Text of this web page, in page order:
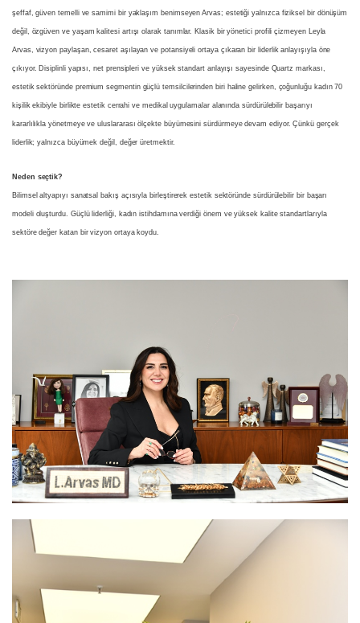
şeffaf, güven temelli ve samimi bir yaklaşım benimseyen Arvas; estetiği yalnızca fiziksel bir dönüşüm
değil, özgüven ve yaşam kalitesi artışı olarak tanımlar. Klasik bir yönetici profili çizmeyen Leyla
Arvas, vizyon paylaşan, cesaret aşılayan ve potansiyeli ortaya çıkaran bir liderlik anlayışıyla öne
çıkıyor. Disiplinli yapısı, net prensipleri ve yüksek standart anlayışı sayesinde Quartz markası,
estetik sektöründe premium segmentin güçlü temsilcilerinden biri haline gelirken, çoğunluğu kadın 70
kişilik ekibiyle birlikte estetik cerrahi ve medikal uygulamalar alanında sürdürülebilir başarıyı
kararlılıkla yönetmeye ve uluslararası ölçekte büyümesini sürdürmeye devam ediyor. Çünkü gerçek
liderlik; yalnızca büyümek değil, değer üretmektir.
Neden seçtik?
Bilimsel altyapıyı sanatsal bakış açısıyla birleştirerek estetik sektöründe sürdürülebilir bir başarı
modeli oluşturdu. Güçlü liderliği, kadın istihdamına verdiği önem ve yüksek kalite standartlarıyla
sektöre değer katan bir vizyon ortaya koydu.